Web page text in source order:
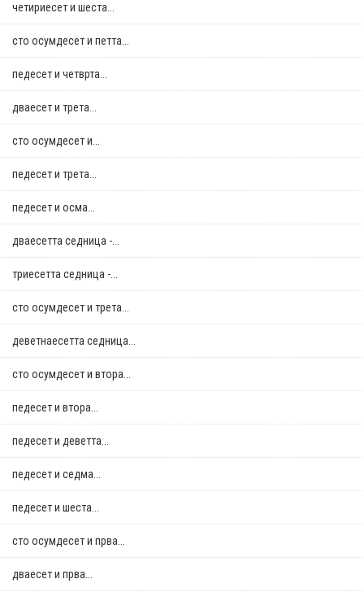
четириесет и шеста...
сто осумдесет и петта...
педесет и четврта...
дваесет и трета...
сто осумдесет и...
педесет и трета...
педесет и осма...
дваесетта седница -...
триесетта седница -...
сто осумдесет и трета...
деветнаесетта седница...
сто осумдесет и втора...
педесет и втора...
педесет и деветта...
педесет и седма...
педесет и шеста...
сто осумдесет и прва...
дваесет и прва...